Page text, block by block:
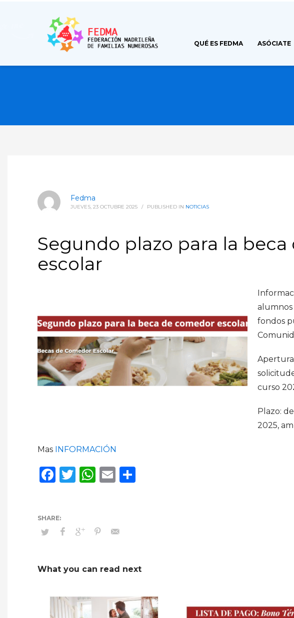
QUÉ ES FEDMA ASÓCIATE
Fedma
JUEVES, 23 OCTUBRE 2025 / PUBLISHED IN NOTICIAS
Segundo plazo para la
escolar
alumnos
fondos
curso
Plazo:
2025,
Mas INFORMACIÓN
Facebook
Twitter
WhatsApp
Email
What you can read next